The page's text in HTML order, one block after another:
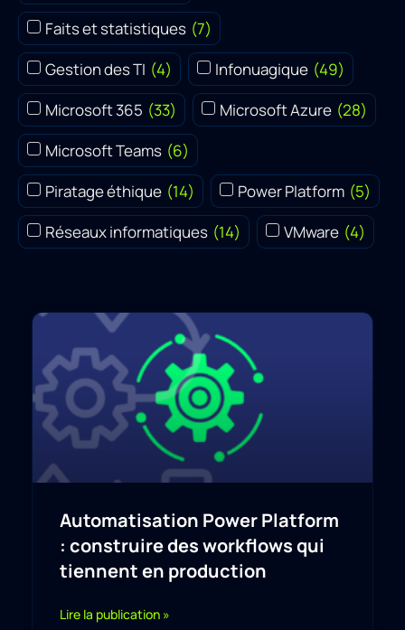
Faits et statistiques (7)
Gestion des TI (4) Infonuagique (49)
Microsoft 365 (33) Microsoft Azure (28)
Microsoft Teams (6)
Piratage éthique (14) Power Platform (5)
Réseaux informatiques (14) VMware (4)
Automatisation Power Platform
: construire des workflows qui
tiennent en production
Lire la publication »